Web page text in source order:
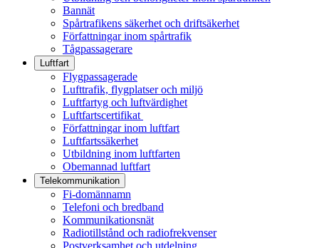
Bannät
Spårtrafikens säkerhet och driftsäkerhet
Författningar inom spårtrafik
Tågpassagerare
Luftfart
Flygpassagerade
Lufttrafik, flygplatser och miljö
Luftfartyg och luftvärdighet
Luftfartscertifikat
Författningar inom luftfart
Luftfartssäkerhet
Utbildning inom luftfarten
Obemannad luftfart
Telekommunikation
Fi-domännamn
Telefoni och bredband
Kommunikationsnät
Radiotillstånd och radiofrekvenser
Postverksamhet och utdelning